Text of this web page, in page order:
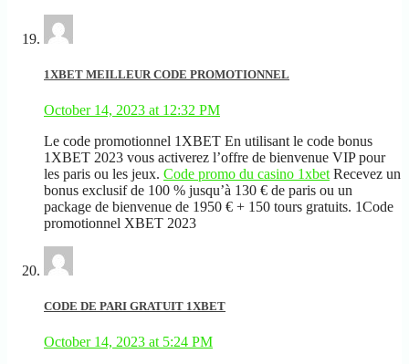
1XBET MEILLEUR CODE PROMOTIONNEL
October 14, 2023 at 12:32 PM
Le code promotionnel 1XBET En utilisant le code bonus
1XBET 2023 vous activerez l’offre de bienvenue VIP pour
les paris ou les jeux. Code promo du casino 1xbet Recevez un
bonus exclusif de 100 % jusqu’à 130 € de paris ou un
package de bienvenue de 1950 € + 150 tours gratuits. 1Code
promotionnel XBET 2023
CODE DE PARI GRATUIT 1XBET
October 14, 2023 at 5:24 PM